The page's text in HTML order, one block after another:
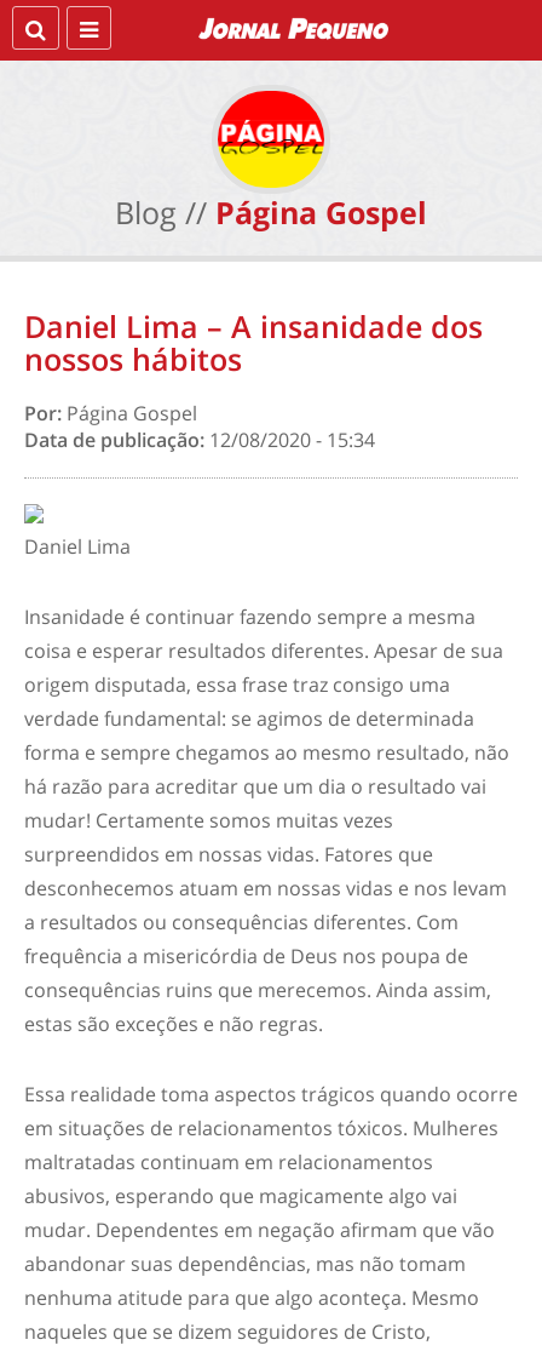
Blog // Página Gospel
Daniel Lima – A insanidade dos
nossos hábitos
Por: Página Gospel
Data de publicação: 12/08/2020 - 15:34
Daniel Lima
Insanidade é continuar fazendo sempre a mesma
coisa e esperar resultados diferentes. Apesar de sua
origem disputada, essa frase traz consigo uma
verdade fundamental: se agimos de determinada
forma e sempre chegamos ao mesmo resultado, não
há razão para acreditar que um dia o resultado vai
mudar! Certamente somos muitas vezes
surpreendidos em nossas vidas. Fatores que
desconhecemos atuam em nossas vidas e nos levam
a resultados ou consequências diferentes. Com
frequência a misericórdia de Deus nos poupa de
consequências ruins que merecemos. Ainda assim,
estas são exceções e não regras.
Essa realidade toma aspectos trágicos quando ocorre
em situações de relacionamentos tóxicos. Mulheres
maltratadas continuam em relacionamentos
abusivos, esperando que magicamente algo vai
mudar. Dependentes em negação afirmam que vão
abandonar suas dependências, mas não tomam
nenhuma atitude para que algo aconteça. Mesmo
naqueles que se dizem seguidores de Cristo,